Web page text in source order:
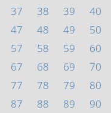
37 38 39
40
47 48 49
50
57 58 59
60
67 68 69
70
77 78 79
80
87 88 89
90